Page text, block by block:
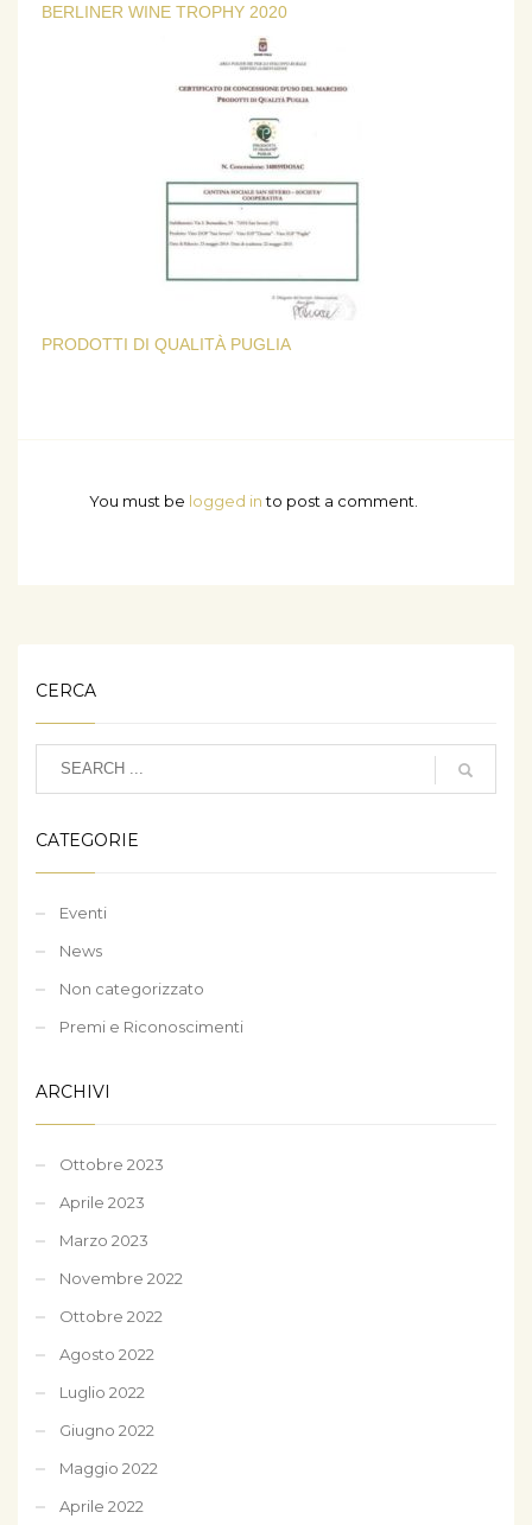
BERLINER WINE TROPHY 2020
PRODOTTI DI QUALITÀ PUGLIA
You must be logged into post a comment.
CERCA
CATEGORIE
Eventi
News
Non categorizzato
Premi e Riconoscimenti
ARCHIVI
Ottobre 2023
Aprile 2023
Marzo 2023
Novembre 2022
Ottobre 2022
Agosto 2022
Luglio 2022
Giugno 2022
Maggio 2022
Aprile 2022